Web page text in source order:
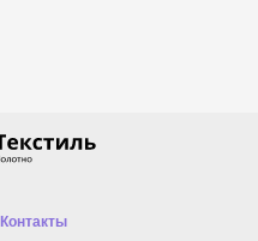
Контакты